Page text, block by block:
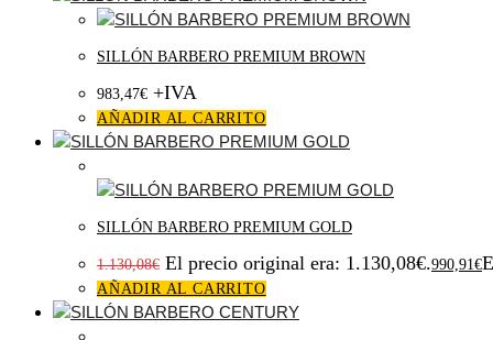
SILLÓN BARBERO PREMIUM BROWN
983,47€ +IVA
AÑADIR AL CARRITO
SILLÓN BARBERO PREMIUM GOLD
1.130,08€ El precio original era: 1.130,08€.990,91€
AÑADIR AL CARRITO